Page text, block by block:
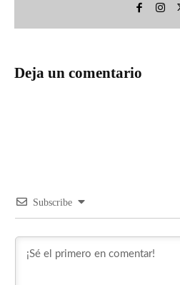
Deja un comentario
Subscribe